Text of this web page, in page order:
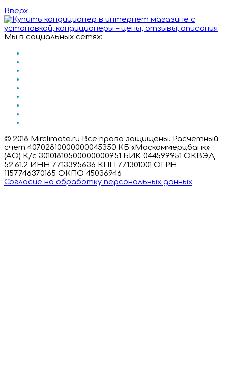
Вверх
Мы в социальных сетях:
© 2018 Mirclimate.ru Все права защищены. Расчетный
счет 40702810000000045350 КБ «Москоммерцбанк»
(АО) К/с 30101810500000000951 БИК 044599951 ОКВЭД
52.61.2 ИНН 7713395636 КПП 771301001 ОГРН
1157746370165 ОКПО 45036946
Согласие на обработку персональных данных